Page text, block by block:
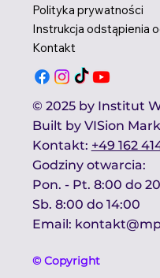
Polityka prywatności
Kontakt
© 2025 by Institut
Built by VISion
Kontakt​: +49 162
Godziny otwarcia:​
Pon. - Pt. 8:00 do
Sb. 8:00 do 14:00 ​
Email:
© Copyright